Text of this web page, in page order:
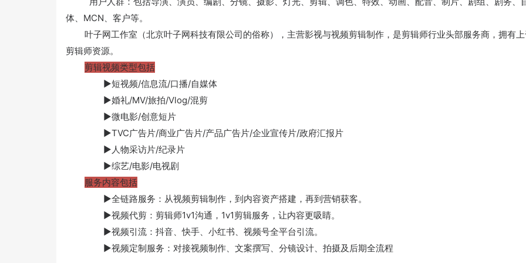
体、MCN、客户等。
叶子网工作室（北京叶子网科技有限公司的俗称），主营影视与视频剪辑制作，是剪辑师行业头部服务商，拥有上
剪辑师资源。
剪辑视频类型包括
▶短视频/信息流/口播/自媒体
▶婚礼/MV/旅拍/Vlog/混剪
▶微电影/创意短片
▶TVC广告片/商业广告片/产品广告片/企业宣传片/政府汇报片
▶人物采访片/纪录片
▶综艺/电影/电视剧
服务内容包括
▶全链路服务：从视频剪辑制作，到内容资产搭建，再到营销获客。
▶视频代剪：剪辑师1v1沟通，1v1剪辑服务，让内容更吸睛。
▶视频引流：抖音、快手、小红书、视频号全平台引流。
▶视频定制服务：对接视频制作、文案撰写、分镜设计、拍摄及后期全流程